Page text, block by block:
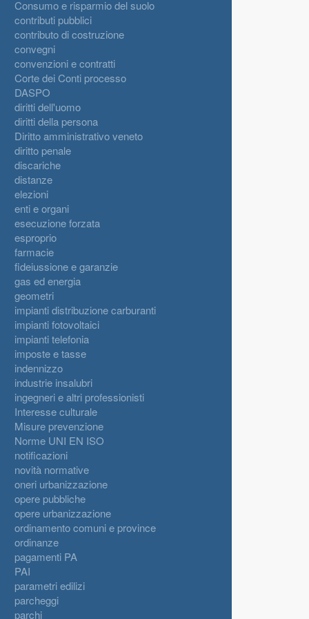
Consumo e risparmio del suolo
contributi pubblici
contributo di costruzione
convegni
convenzioni e contratti
Corte dei Conti processo
DASPO
diritti dell'uomo
diritti della persona
Diritto amministrativo veneto
diritto penale
discariche
distanze
elezioni
enti e organi
esecuzione forzata
esproprio
farmacie
fideiussione e garanzie
gas ed energia
geometri
impianti distribuzione carburanti
impianti fotovoltaici
impianti telefonia
imposte e tasse
indennizzo
industrie insalubri
ingegneri e altri professionisti
Interesse culturale
Misure prevenzione
Norme UNI EN ISO
notificazioni
novità normative
oneri urbanizzazione
opere pubbliche
opere urbanizzazione
ordinamento comuni e province
ordinanze
pagamenti PA
PAI
parametri edilizi
parcheggi
parchi